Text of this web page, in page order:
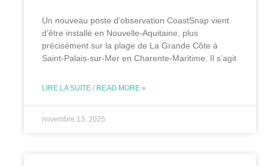
Un nouveau poste d’observation CoastSnap vient
d’être installé en Nouvelle-Aquitaine, plus
précisément sur la plage de La Grande Côte à
Saint-Palais-sur-Mer en Charente-Maritime. Il s’agit
LIRE LA SUITE / READ MORE »
novembre 13, 2025